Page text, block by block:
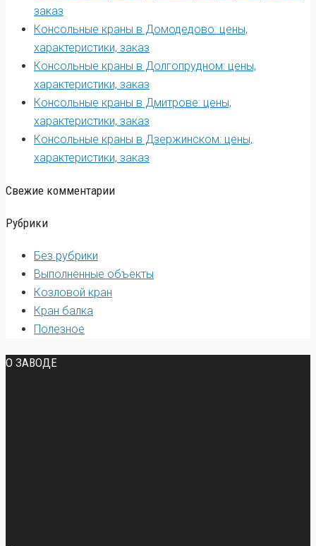
заказ
Консольные краны в Домодедово: цены,
характеристики, заказ
Консольные краны в Долгопрудном: цены,
характеристики, заказ
Консольные краны в Дмитрове: цены,
характеристики, заказ
Консольные краны в Дзержинском: цены,
характеристики, заказ
Свежие комментарии
Рубрики
Без рубрики
Выполненные объекты
Козловой кран
Кран балка
Полезное
О ЗАВОДЕ